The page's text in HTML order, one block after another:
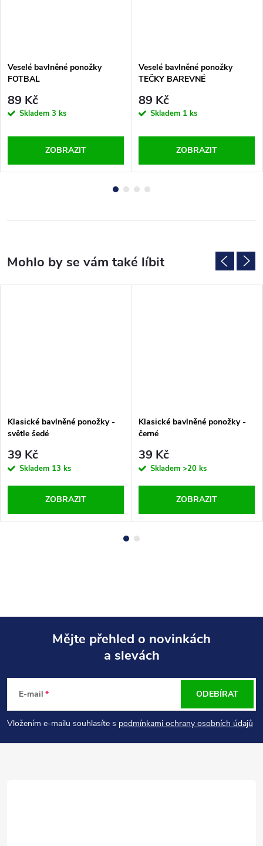
Veselé bavlněné ponožky
FOTBAL
89 Kč
Skladem 3 ks
ZOBRAZIT
Veselé bavlněné ponožky
TEČKY BAREVNÉ
89 Kč
Skladem 1 ks
ZOBRAZIT
Klasické bavlněné ponožky -
světle šedé
39 Kč
Skladem 13 ks
ZOBRAZIT
Klasické bavlněné ponožky -
černé
39 Kč
Skladem >20 ks
ZOBRAZIT
p
a
Mějte přehled o novinkách
a slevách
E-mail
Vložením e-mailu souhlasíte s podmínkami ochrany osobních údajů
ODEBÍRAT